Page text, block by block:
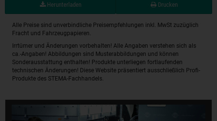
Herunterladen Drucken
Alle Preise sind unverbindliche Preisempfehlungen inkl. MwSt zuzüglich
Fracht und Fahrzeugpapieren.
Irrtümer und Änderungen vorbehalten! Alle Angaben verstehen sich als
ca.-Angaben! Abbildungen sind Musterabbildungen und können
Sonderausstattung enthalten! Produkte unterliegen fortlaufenden
technischen Änderungen! Diese Website präsentiert ausschließlich Profi-
Produkte des STEMA-Fachhandels.